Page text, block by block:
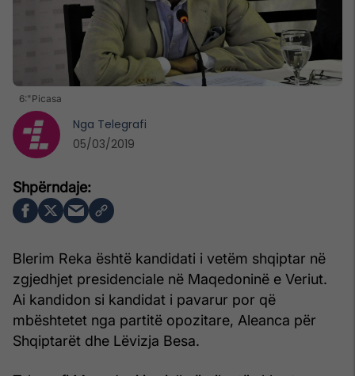
6:"Picasa
Blerim Reka është kandidati i vetëm shqiptar në
zgjedhjet presidenciale në Maqedoninë e Veriut.
Ai kandidon si kandidat i pavarur por që
mbështetet nga partitë opozitare, Aleanca për
Shqiptarët dhe Lëvizja Besa.
Nga Telegrafi
05/03/2019